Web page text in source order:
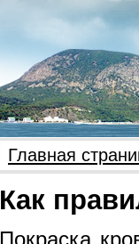
Главная
Как